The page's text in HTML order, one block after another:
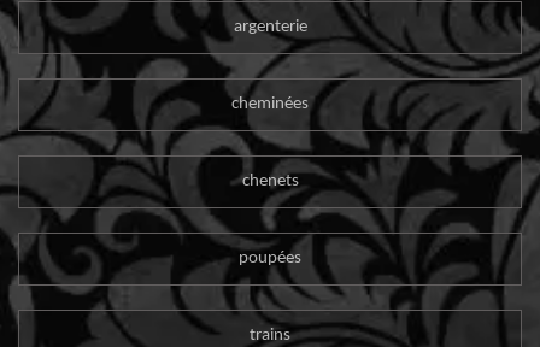
argenterie
cheminées
chenets
poupées
trains